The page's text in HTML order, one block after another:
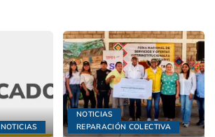
NOTICIAS
NOTICIAS
REPARACIÓN COLECTIVA